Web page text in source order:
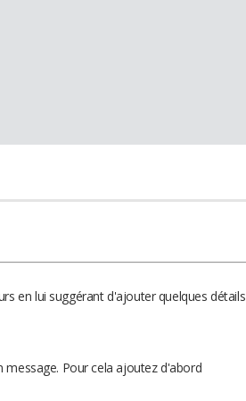
en lui suggérant d'ajouter quelques détails
message. Pour cela ajoutez d'abord